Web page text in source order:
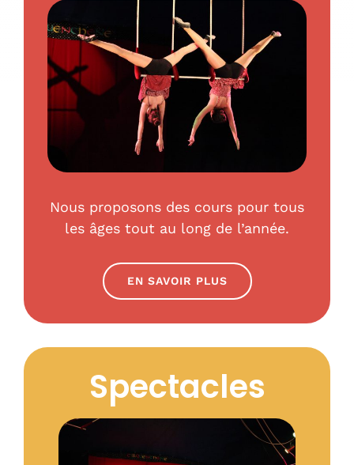
Nous proposons des cours pour tous
les âges tout au long de l’année.
EN SAVOIR PLUS
Spectacles